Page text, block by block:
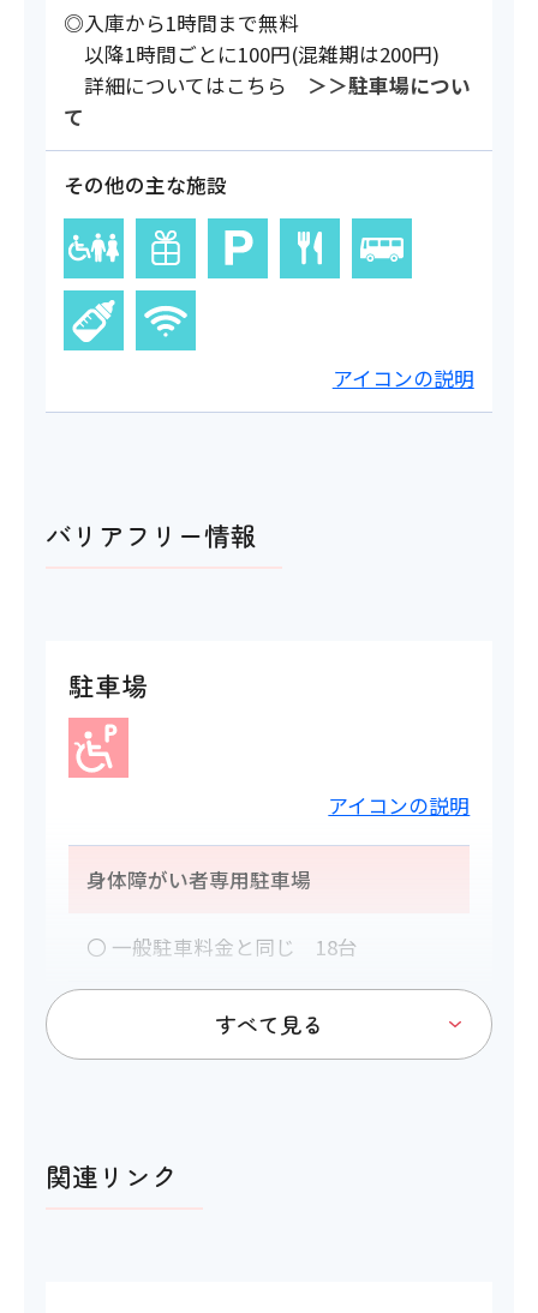
◎入庫から1時間まで無料
以降1時間ごとに100円(混雑期は200円)
詳細についてはこちら ＞＞駐車場につい
て
その他の主な施設
アイコンの説明
バリアフリー情報
駐車場
アイコンの説明
身体障がい者専用駐車場
〇 一般駐車料金と同じ 18台
トイレ
関連リンク